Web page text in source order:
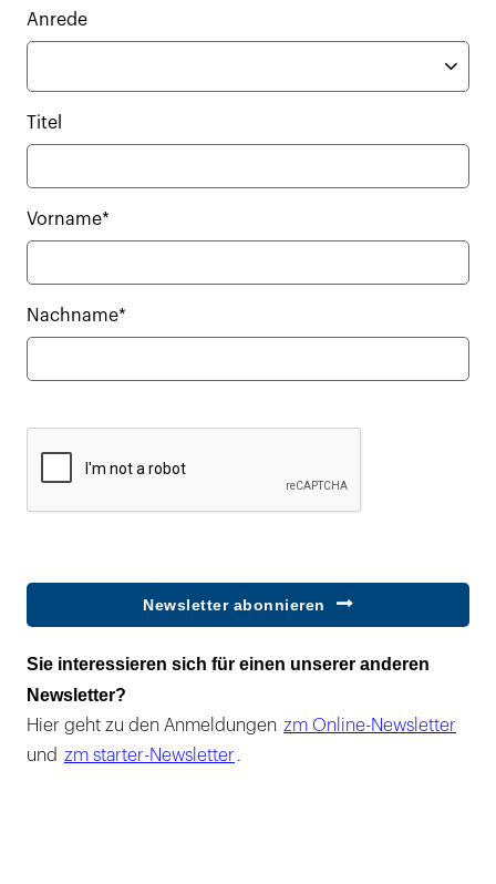
Anrede
Titel
Vorname*
Nachname*
Newsletter abonnieren
Sie interessieren sich für einen unserer anderen
Newsletter?
Hier geht zu den Anmeldungen zm Online-Newsletter
und zm starter-Newsletter .